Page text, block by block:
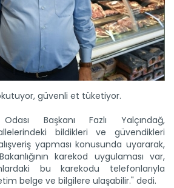
güvenli et tüketiyor.
Başkanı Fazlı Yalçındağ,
bildikleri ve güvendikleri
yapması konusunda uyararak,
karekod uygulaması var,
bu karekodu telefonlarıyla
belge ve bilgilere ulaşabilir." dedi.